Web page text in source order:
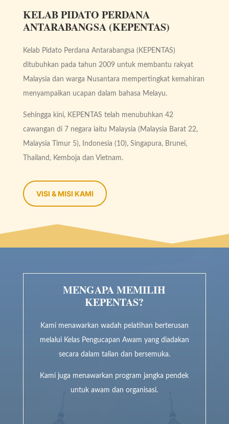
KELAB PIDATO PERDANA
ANTARABANGSA (KEPENTAS)
Kelab Pidato Perdana Antarabangsa (KEPENTAS)
ditubuhkan pada tahun 2009 untuk membantu rakyat
Malaysia dan warga Nusantara mempertingkat kemahiran
menyampaikan ucapan dalam bahasa Melayu.
Sehingga kini, KEPENTAS telah menubuhkan 42
cawangan di 7 negara iaitu Malaysia (Malaysia Barat 22,
Malaysia Timur 5), Indonesia (10), Singapura, Brunei,
Thailand, Kemboja dan Vietnam.
VISI & MISI KAMI
MENGAPA MEMILIH
KEPENTAS?
Kami menawarkan wadah pelatihan berterusan
melalui Kelas Pengucapan Awam yang diadakan
secara dalam talian dan bersemuka.
Kami juga menawarkan program jangka pendek
untuk awam dan organisasi.